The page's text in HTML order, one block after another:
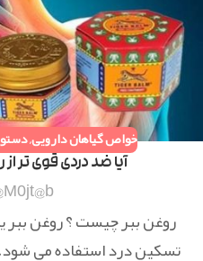
خواص گیاهان دارویی,
آیا ضد دردی قوی تر
M0jt@b@
روغن ببر چیست ؟ روغن ببر
تسکین درد استفاده می